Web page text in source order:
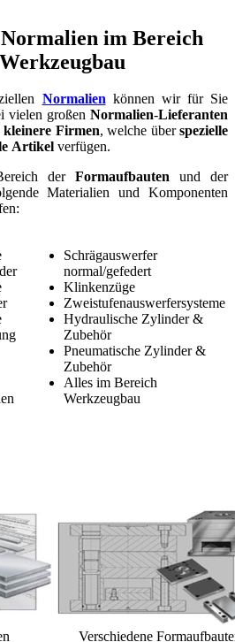
im Bereich
Normalienkönnen wir für Sie
vielen großen Normalien-Lieferanten
kleinere Firmen, welche überspezielle
Artikel verfügen.
der Formaufbauten und der
Materialien und Komponenten
Schrägauswerfer
normal/gefedert
Klinkenzüge
Zweistufenauswerfersysteme
Hydraulische Zylinder &
Zubehör
Pneumatische Zylinder &
Zubehör
Alles im Bereich
Werkzeugbau
Verschiedene